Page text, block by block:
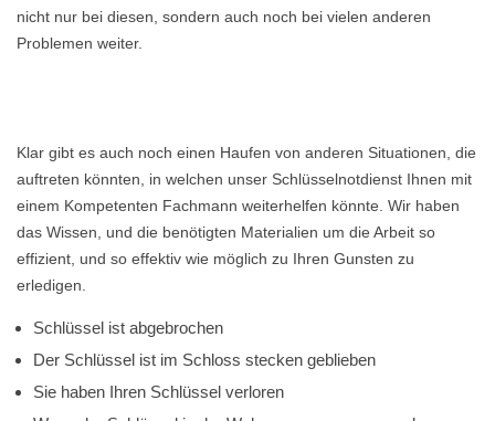
nicht nur bei diesen, sondern auch noch bei vielen anderen
Problemen weiter.
Klar gibt es auch noch einen Haufen von anderen Situationen, die
auftreten könnten, in welchen unser Schlüsselnotdienst Ihnen mit
einem Kompetenten Fachmann weiterhelfen könnte. Wir haben
das Wissen, und die benötigten Materialien um die Arbeit so
effizient, und so effektiv wie möglich zu Ihren Gunsten zu
erledigen.
Schlüssel ist abgebrochen
Der Schlüssel ist im Schloss stecken geblieben
Sie haben Ihren Schlüssel verloren